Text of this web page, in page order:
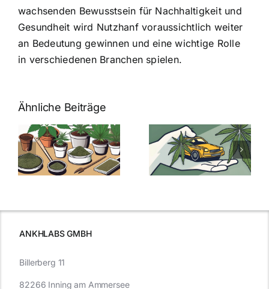
wachsenden Bewusstsein für Nachhaltigkeit und
Gesundheit wird Nutzhanf voraussichtlich weiter
an Bedeutung gewinnen und eine wichtige Rolle
in verschiedenen Branchen spielen.
Ähnliche Beiträge
Neue THC-
Grenzwert-
Regelung:
Was Sie über
Cannabis und
müssen
Cannabis
Samen
kaufen: Alles
was Sie
ANKHLABS GMBH
Billerberg 11
82266 Inning am Ammersee